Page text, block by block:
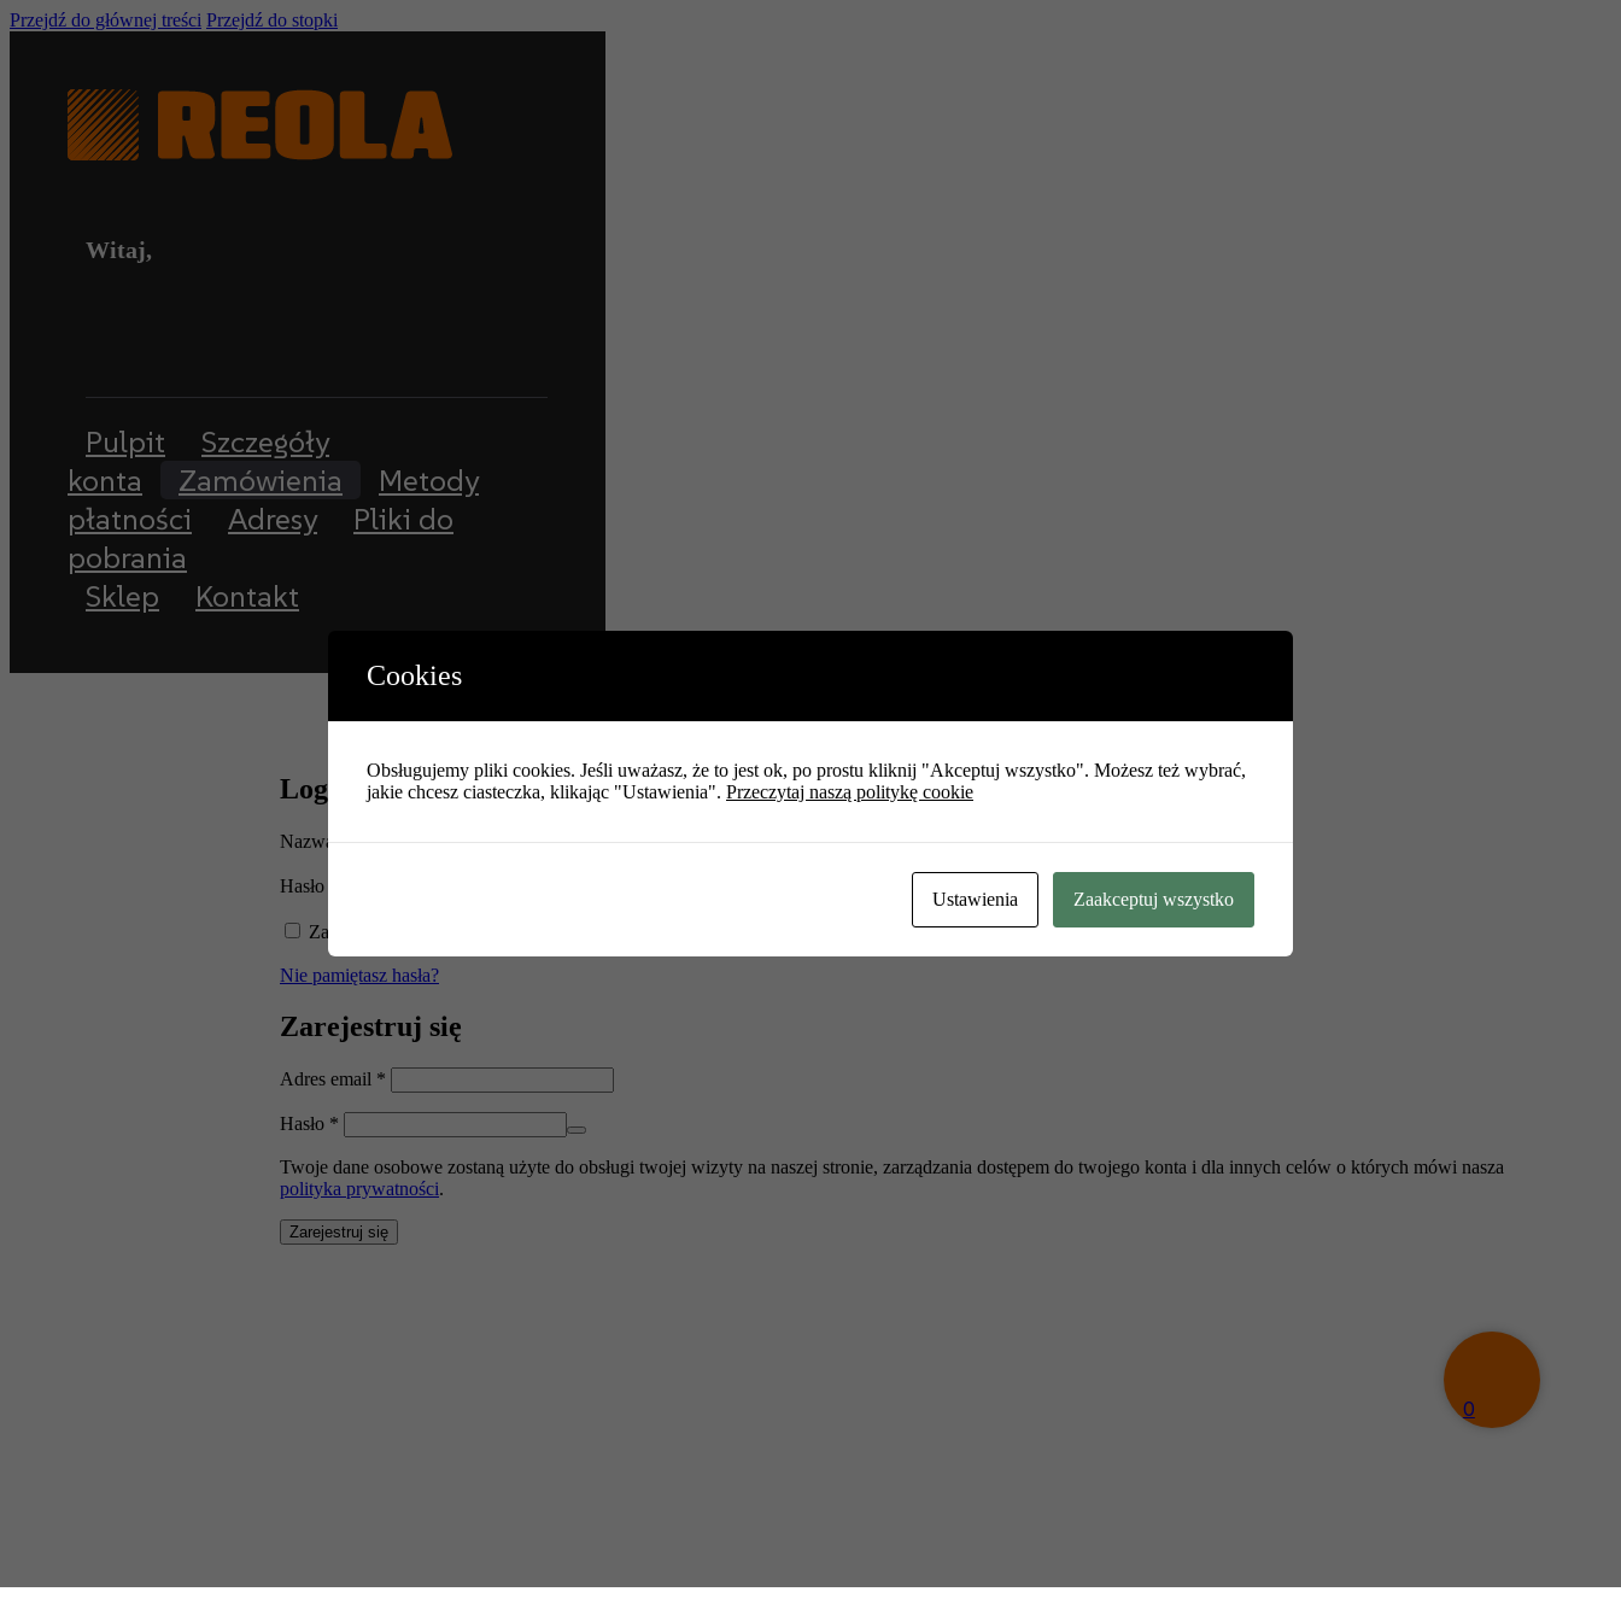
Przejdź do głównej treści Przejdź do stopki
Witaj,
Pulpit
Szczegóły
konta
Zamówienia
Metody
płatności
Adresy
Pliki do
pobrania
Sklep
Kontakt
Logowanie
Nazwa użytkownika lub adres e-mail*Wymagane
Hasło
Zapamiętaj mnie
Nie pamiętasz hasła?
Zarejestruj się
Adres email *
Hasło *
Twoje dane osobowe zostaną użyte do obsługi twojej wizyty na naszej stronie, zarządzania dostępem do twojego konta i dla innych celów o których mówi nasza
polityka prywatności.
Zarejestruj się
0
Cookies
Obsługujemy pliki cookies. Jeśli uważasz, że to jest ok, po prostu kliknij "Akceptuj wszystko". Możesz też wybrać,
jakie chcesz ciasteczka, klikając "Ustawienia". Przeczytaj naszą politykę cookie
Ustawienia Zaakceptuj wszystko